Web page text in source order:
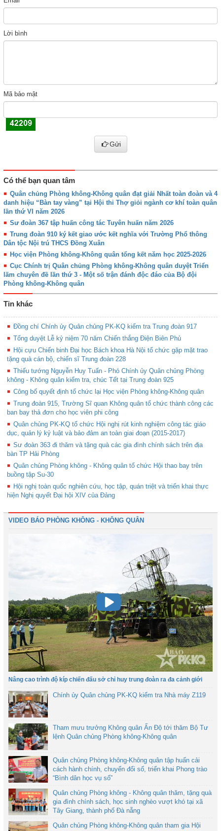
Lời bình
Mã bảo mật
Gửi
Có thể bạn quan tâm
Quân chủng Phòng không-Không quân đạt giải Nhất toàn đoàn và 4
danh hiệu “Bàn tay vàng” tại Hội thi Thợ giỏi ngành cơ khí toàn quân
lần thứ VI năm 2026
Sư đoàn 367 tập huấn công tác Tuyên huấn năm 2026
Trung đoàn 910 ký kết giao ước kết nghĩa với Trường Phổ thông
Dân tộc Nội trú THCS Đồng Xuân
Học viện Phòng không-Không quân tổng kết năm học 2025-2026
Cục Chính trị Quân chủng Phòng không-Không quân duyệt Triển
lãm chuyên đề lần thứ 3 - Một số trận đánh độc đáo của Bộ đội
Phòng không-Không quân
Tin khác
Đồng chí Chính ủy Quân chủng PK-KQ kiểm tra Trung đoàn 917
Tổng duyệt Lễ kỷ niệm 70 năm Chiến thắng Điện Biên Phủ
Hội cựu Chiến binh Đại học Bách khoa Hà Nội tổ chức gặp mặt trao
tặng quà cán bộ, chiến sĩ Trung đoàn 228
Thiếu tướng Nguyễn Huy Tuấn - Phó Chính ủy Quân chủng Phòng
không - Không quân kiểm tra, chúc Tết tại Trung đoàn 925
Công bố quyết định tổ chức lại Học viện Phòng không-Không quân
Trung đoàn 915, Trường Sĩ quan Không quân tổ chức thành công các
ban bay thả đơn cho học viên phi công
Quân chủng PK-KQ tổ chức Hội nghị rút kinh nghiệm công tác giáo
dục, quản lý kỷ luật và bảo đảm an toàn giai đoạn (2015-2017)
Sư đoàn 363 đi thăm và tặng quà các gia đình chính sách trên địa
bàn TP Hải Phòng
Quân chủng Phòng không - Không quân tổ chức Hội thao bay trên
buồng tập Su-30
Hội nghị toàn quốc nghiên cứu, học tập, quán triệt và triển khai thực
hiện Nghị quyết Đại hội XIV của Đảng
VIDEO BÁO PHÒNG KHÔNG - KHÔNG QUÂN
Nâng cao trình độ kíp chiến đấu sở chỉ huy trung đoàn ra đa cảnh giới
Chính ủy Quân chủng PK-KQ kiểm tra Nhà máy Z119
Tham mưu trưởng Không quân Ấn Độ tới thăm Bộ Tư
lệnh Quân chủng Phòng không-Không quân
Quân chủng Phòng không-Không quân tập huấn cải
cách hành chính, chuyển đổi số, triển khai Phong trào
“Bình dân học vụ số”
Quân chủng Phòng không - Không quân thăm, tặng quà
gia đình chính sách, học sinh nghèo vượt khó tại xã
Tây Giang, thành phố Đà nẵng
Quân chủng Phòng không-Không quân tham gia Hội